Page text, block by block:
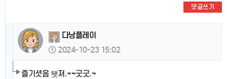
댓글쓰기
다낭플레이
2024-10-23 15:02
즐기셧음 됏져.~~굿굿.~